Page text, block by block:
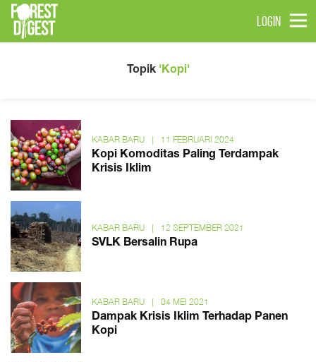
LOGIN
Topik 'Kopi'
KABAR BARU | 11 FEBRUARI 2024
Kopi Komoditas Paling Terdampak
Krisis Iklim
KABAR BARU | 12 SEPTEMBER 2021
SVLK Bersalin Rupa
KABAR BARU | 04 MEI 2021
Dampak Krisis Iklim Terhadap Panen
Kopi